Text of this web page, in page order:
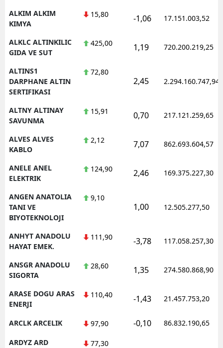
Kırıkkale
Batman
Bartın
Yalova
Osmaniye
ALKIM ALKIM
KIMYA
15,80 -1,06 17.151.003,52
ALKLC ALTINKILIC
GIDA VE SUT
425,00 1,19 720.200.219,25
ALTINS1
DARPHANE ALTIN
SERTIFIKASI
72,80
2,45 2.294.160.747,94
ALTNY ALTINAY
SAVUNMA
15,91 0,70 217.121.259,65
ALVES ALVES
KABLO
2,12 7,07 862.693.604,57
ANELE ANEL
ELEKTRIK
124,90 2,46 169.375.227,30
ANGEN ANATOLIA
TANI VE
BIYOTEKNOLOJI
9,10
1,00 12.505.277,50
ANHYT ANADOLU
HAYAT EMEK.
111,90 -3,78 117.058.257,30
ANSGR ANADOLU
SIGORTA
28,60 1,35 274.580.868,90
ARASE DOGU ARAS
ENERJI
110,40 -1,43 21.457.753,20
ARCLK ARCELIK 97,90 -0,10 86.832.190,65
ARDYZ ARD
77,30